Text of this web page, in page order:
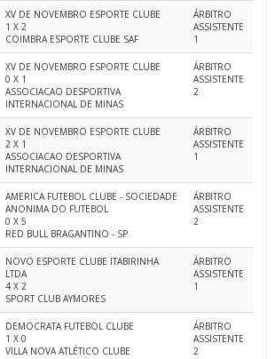
XV DE NOVEMBRO ESPORTE CLUBE
1 X 2
COIMBRA ESPORTE CLUBE SAF
ÁRBITRO
ASSISTENTE
1
XV DE NOVEMBRO ESPORTE CLUBE
0 X 1
ASSOCIACAO DESPORTIVA
INTERNACIONAL DE MINAS
ÁRBITRO
ASSISTENTE
2
XV DE NOVEMBRO ESPORTE CLUBE
2 X 1
ASSOCIACAO DESPORTIVA
INTERNACIONAL DE MINAS
ÁRBITRO
ASSISTENTE
1
AMERICA FUTEBOL CLUBE - SOCIEDADE
ANONIMA DO FUTEBOL
0 X 5
RED BULL BRAGANTINO - SP
ÁRBITRO
ASSISTENTE
2
NOVO ESPORTE CLUBE ITABIRINHA
LTDA
4 X 2
SPORT CLUB AYMORES
ÁRBITRO
ASSISTENTE
1
DEMOCRATA FUTEBOL CLUBE
1 X 0
VILLA NOVA ATLÉTICO CLUBE
ÁRBITRO
ASSISTENTE
2